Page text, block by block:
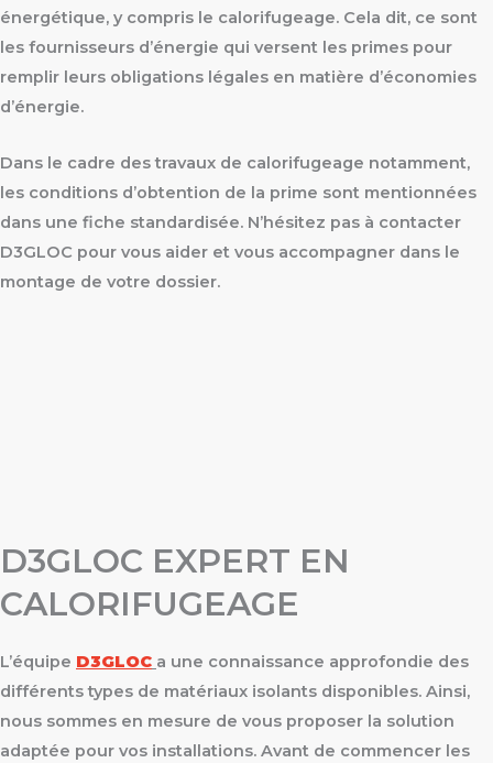
énergétique, y compris le calorifugeage. Cela dit, ce sont
les fournisseurs d’énergie qui versent les primes pour
remplir leurs obligations légales en matière d’économies
d’énergie.
Dans le cadre des travaux de calorifugeage notamment,
les conditions d’obtention de la prime sont mentionnées
dans une fiche standardisée. N’hésitez pas à contacter
D3GLOC pour vous aider et vous accompagner dans le
montage de votre dossier.
D3GLOC EXPERT EN
CALORIFUGEAGE
L’équipe D3GLOC a une connaissance approfondie des
différents types de matériaux isolants disponibles. Ainsi,
nous sommes en mesure de vous proposer la solution
adaptée pour vos installations. Avant de commencer les